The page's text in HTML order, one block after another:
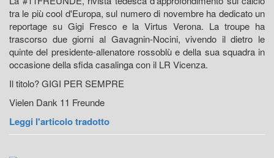
tra le più cool d'Europa, sul numero di novembre ha dedicato un
reportage su Gigi Fresco e la Virtus Verona. La troupe ha
trascorso due giorni al Gavagnin-Nocini, vivendo il dietro le
quinte del presidente-allenatore rossoblù e della sua squadra in
occasione della sfida casalinga con il LR Vicenza.
Il titolo? GIGI PER SEMPRE
Vielen Dank 11 Freunde
Leggi l'articolo tradotto